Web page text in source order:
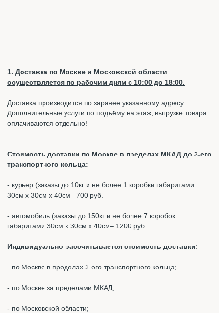
1. Доставка по Москве и Московской области
осуществляется по рабочим дням с 10:00 до 18:00.
Доставка производится по заранее указанному адресу.
Дополнительные услуги по подъёму на этаж, выгрузке товара
оплачиваются отдельно!
Стоимость доставки по Москве в пределах МКАД до 3-его
транспортного кольца:
- курьер (заказы до 10кг и не более 1 коробки габаритами
30см х 30см х 40см– 700 руб.
- автомобиль (заказы до 150кг и не более 7 коробок
габаритами 30см х 30см х 40см– 1200 руб.
Индивидуально рассчитывается стоимость доставки:
- по Москве в пределах 3-его транспортного кольца;
- по Москве за пределами МКАД;
- по Московской области;